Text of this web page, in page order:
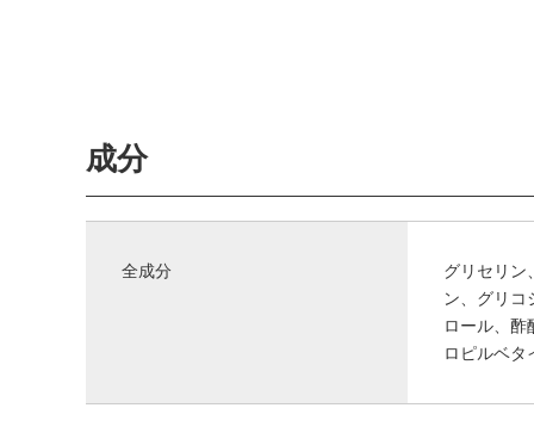
成分
全成分
グリセリン
ン、グリコ
ロール、酢
ロピルベタ